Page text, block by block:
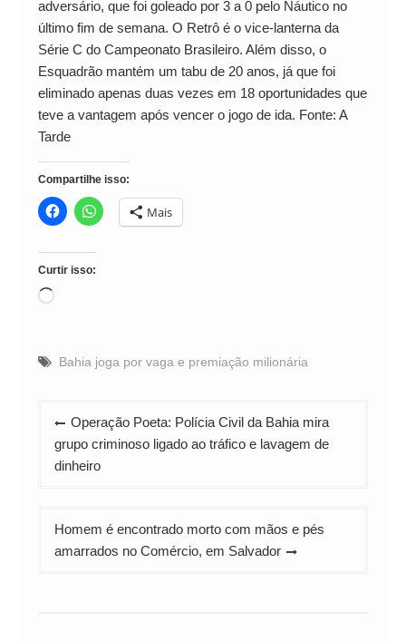
adversário, que foi goleado por 3 a 0 pelo Náutico no
último fim de semana. O Retrô é o vice-lanterna da
Série C do Campeonato Brasileiro. Além disso, o
Esquadrão mantém um tabu de 20 anos, já que foi
eliminado apenas duas vezes em 18 oportunidades que
teve a vantagem após vencer o jogo de ida. Fonte: A
Tarde
Compartilhe isso:
Mais
Curtir isso:
Carregando...
Bahia joga por vaga e premiação milionária
Navegação
de
Post
Operação Poeta: Polícia Civil da Bahia mira
grupo criminoso ligado ao tráfico e lavagem de
dinheiro
Homem é encontrado morto com mãos e pés
amarrados no Comércio, em Salvador